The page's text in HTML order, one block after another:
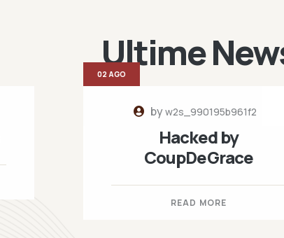
Ultime
byw2s_990195b961f2
Hacked by
CoupDeGrace
READ MORE
02 AGO